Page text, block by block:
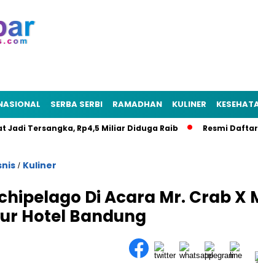
SERBA SERBI RAMADHAN KULINER
Tersangka, Rp4,5 Miliar Diduga Raib Resmi Daftar
/ Kuliner
Di Acara Mr. Crab X
Hotel Bandung